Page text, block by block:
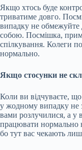
Якщо хтось буде
триватиме довго.
випадку не обмежуйте
собою. Посмішка,
спілкування. Колеги
нормально.
Якщо стосунки не
Коли ви відчуваєте,
у жодному випадку не
вами розлучилися, а у
працювати нормально
бо тут вас чекають